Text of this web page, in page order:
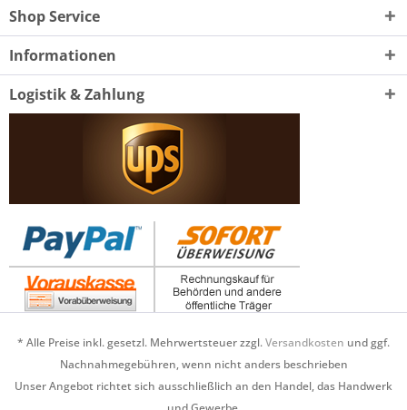
Shop Service
Informationen
Logistik & Zahlung
* Alle Preise inkl. gesetzl. Mehrwertsteuer zzgl.Versandkosten und ggf.
Nachnahmegebühren, wenn nicht anders beschrieben
Unser Angebot richtet sich ausschließlich an den Handel, das Handwerk